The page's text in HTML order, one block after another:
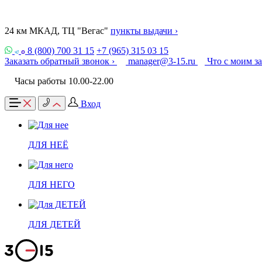
24 км МКАД, ТЦ "Вегас" пункты выдачи ›
8 (800) 700 31 15 +7 (965) 315 03 15
Заказать обратный звонок ›
manager@3-15.ru
Что с моим
Часы работы 10.00-22.00
Вход
ДЛЯ НЕЁ
ДЛЯ НЕГО
ДЛЯ ДЕТЕЙ